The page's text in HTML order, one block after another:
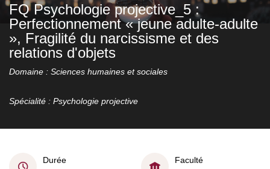
FQ Psychologie projective_5 :
Perfectionnement « jeune adulte-adulte
», Fragilité du narcissisme et des
relations d'objets
Domaine : Sciences humaines et sociales
Spécialité : Psychologie projective
Durée
Faculté